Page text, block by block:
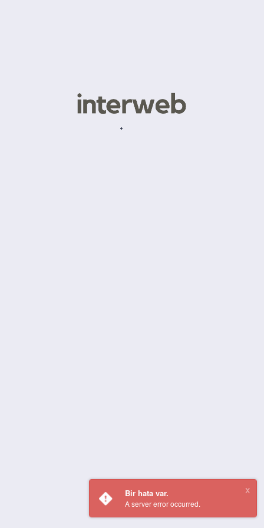
Bir hata var.
A server error occurred.